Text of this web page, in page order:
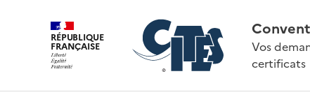
RÉPUBLIQUE
FRANÇAISE
Vos
certificats